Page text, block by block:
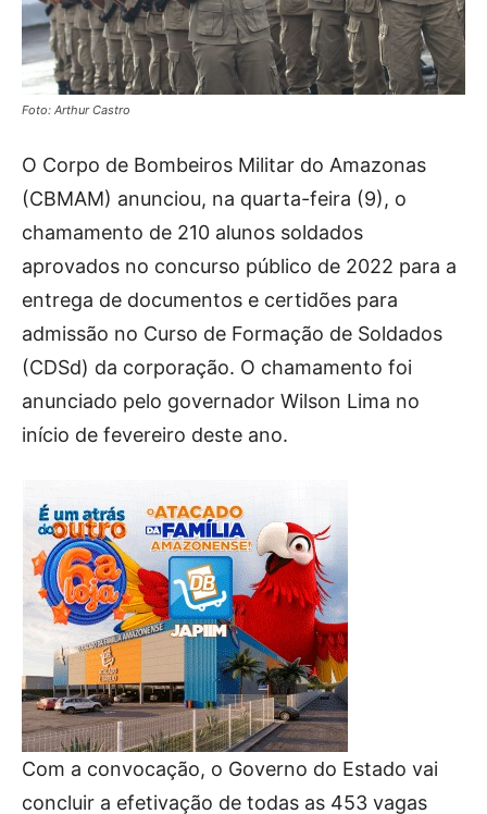
Foto: Arthur Castro
O Corpo de Bombeiros Militar do Amazonas
(CBMAM) anunciou, na quarta-feira (9), o
chamamento de 210 alunos soldados
aprovados no concurso público de 2022 para a
entrega de documentos e certidões para
admissão no Curso de Formação de Soldados
(CDSd) da corporação. O chamamento foi
anunciado pelo governador Wilson Lima no
início de fevereiro deste ano.
Com a convocação, o Governo do Estado vai
concluir a efetivação de todas as 453 vagas